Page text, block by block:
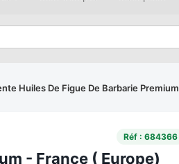
Huiles De Figue De Barbarie Premium
Réf : 684366
- France ( Europe)